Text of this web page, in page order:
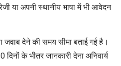
या अपनी स्थानीय भाषा में भी आवेदन
देने की समय सीमा बताई गई है।
के भीतर जानकारी देना अनिवार्य